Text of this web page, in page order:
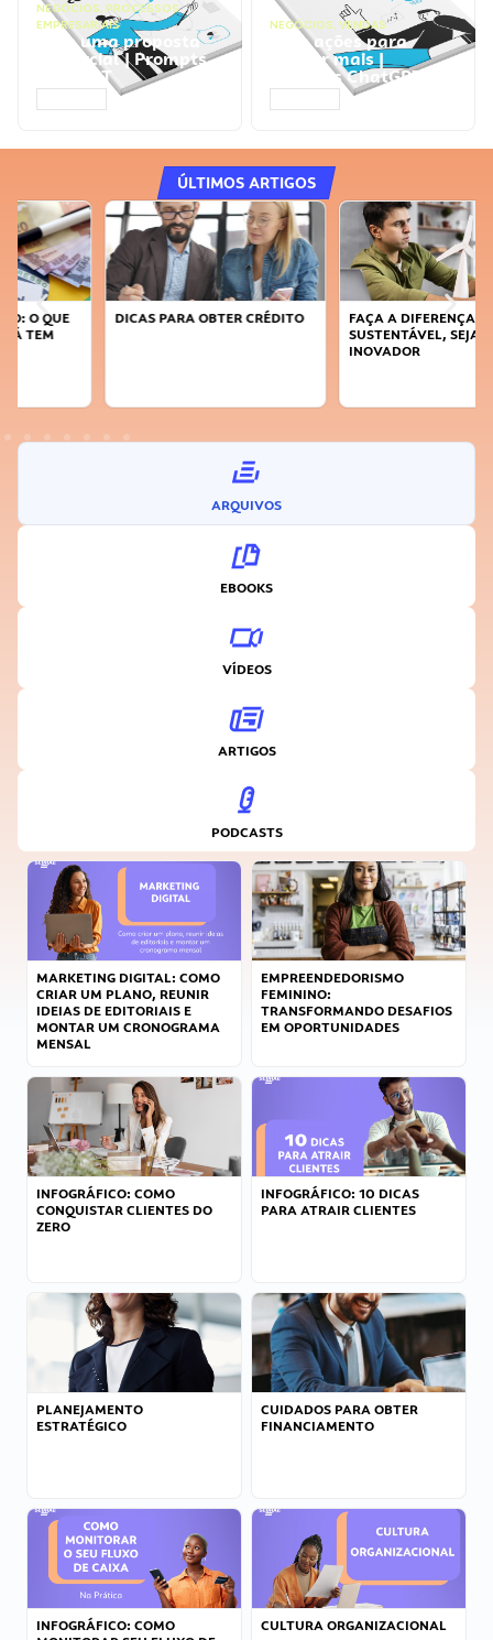
NEGÓCIOS, PROCESSOS
EMPRESARIAIS
Faça uma proposta
comercial | Prompts
ChatGPT
NEGÓCIOS, VENDAS
Faça ações para
vender mais |
Prompts ChatGPT
ÚLTIMOS ARTIGOS
DICAS PARA OBTER CRÉDITO
FAÇA A DIFERENÇA: SEJA
SUSTENTÁVEL, SEJA
ARQUIVOS
EBOOKS
VÍDEOS
ARTIGOS
PODCASTS
MARKETING DIGITAL: COMO
CRIAR UM PLANO, REUNIR
IDEIAS DE EDITORIAIS E
MONTAR UM CRONOGRAMA
MENSAL
EMPREENDEDORISMO
FEMININO:
TRANSFORMANDO DESAFIOS
EM OPORTUNIDADES
INFOGRÁFICO: COMO
CONQUISTAR CLIENTES DO
ZERO
INFOGRÁFICO: 10 DICAS
PARA ATRAIR CLIENTES
PLANEJAMENTO
ESTRATÉGICO
CUIDADOS PARA OBTER
FINANCIAMENTO
INFOGRÁFICO: COMO
CULTURA ORGANIZACIONAL